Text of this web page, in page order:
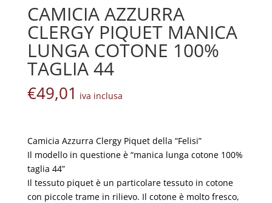
CAMICIA AZZURRA
CLERGY PIQUET MANICA
LUNGA COTONE 100%
TAGLIA 44
€49,01 iva inclusa
Camicia Azzurra Clergy Piquet della “Felisi”
Il modello in questione è “manica lunga cotone 100%
taglia 44”
Il tessuto piquet è un particolare tessuto in cotone
con piccole trame in rilievo. Il cotone è molto fresco,